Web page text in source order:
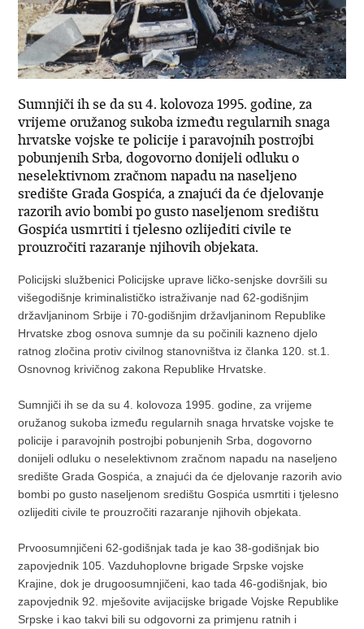
Sumnjiči ih se da su 4. kolovoza 1995. godine, za
vrijeme oružanog sukoba između regularnih snaga
hrvatske vojske te policije i paravojnih postrojbi
pobunjenih Srba, dogovorno donijeli odluku o
neselektivnom zračnom napadu na naseljeno
središte Grada Gospića, a znajući da će djelovanje
razorih avio bombi po gusto naseljenom središtu
Gospića usmrtiti i tjelesno ozlijediti civile te
prouzročiti razaranje njihovih objekata.
Policijski službenici Policijske uprave ličko-senjske dovršili su
višegodišnje kriminalističko istraživanje nad 62-godišnjim
državljaninom Srbije i 70-godišnjim državljaninom Republike
Hrvatske zbog osnova sumnje da su počinili kazneno djelo
ratnog zločina protiv civilnog stanovništva iz članka 120. st.1.
Osnovnog krivičnog zakona Republike Hrvatske.
Sumnjiči ih se da su 4. kolovoza 1995. godine, za vrijeme
oružanog sukoba između regularnih snaga hrvatske vojske te
policije i paravojnih postrojbi pobunjenih Srba, dogovorno
donijeli odluku o neselektivnom zračnom napadu na naseljeno
središte Grada Gospića, a znajući da će djelovanje razorih avio
bombi po gusto naseljenom središtu Gospića usmrtiti i tjelesno
ozlijediti civile te prouzročiti razaranje njihovih objekata.
Prvoosumnjičeni 62-godišnjak tada je kao 38-godišnjak bio
zapovjednik 105. Vazduhoplovne brigade Srpske vojske
Krajine, dok je drugoosumnjičeni, kao tada 46-godišnjak, bio
zapovjednik 92. mješovite avijacijske brigade Vojske Republike
Srpske i kao takvi bili su odgovorni za primjenu ratnih i